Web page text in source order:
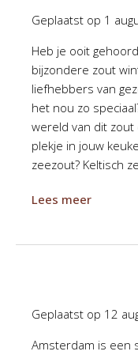
Geplaatst op 1
Heb je ooit
bijzondere zout
liefhebbers van
het nou zo
wereld van dit
plekje in jouw
zeezout? Keltisch
Lees meer
Geplaatst op 12
Amsterdam is een